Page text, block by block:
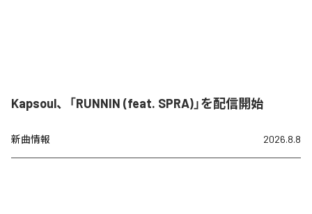
Kapsoul、「RUNNIN (feat. SPRA)」を配信開始
新曲情報 2026.8.8